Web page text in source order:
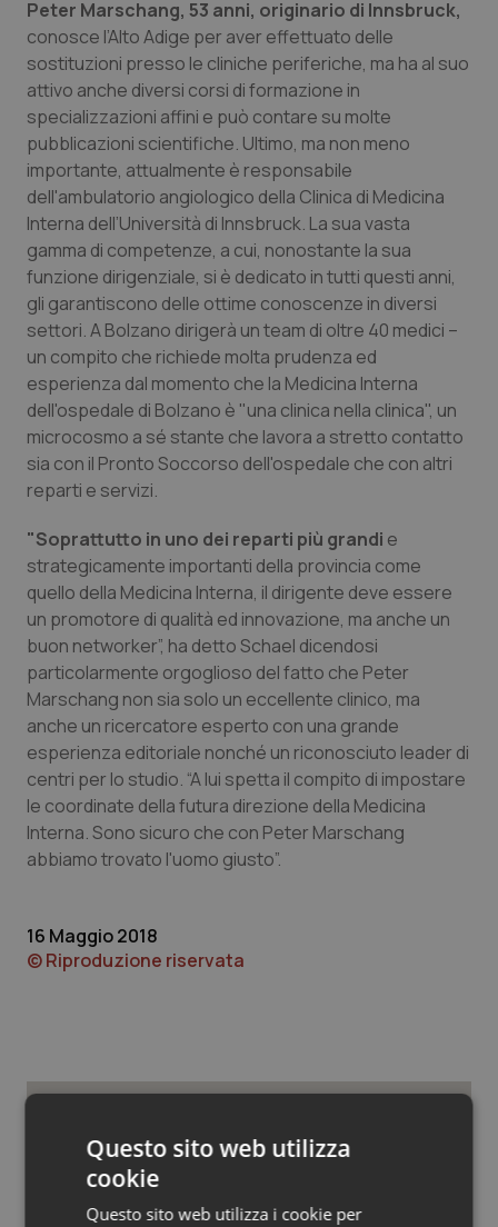
Liguria
Lombardia
Marche
Molise
Piemonte
Provincia Autonoma di Bolzano
Provincia Autonoma di Trento
Puglia
Sardegna
Sicilia
Toscana
Umbria
Valle D’Aosta
Veneto
Disturbi dell’umore
Dolore
Donna & Salute
Epatiti
HIV
Infezioni & Febbre
Ipertensione & Scompenso
Malattie rare
Malattia di Crohn & Rettocolite Ulcerosa
Neuroscienze & patologie neurodegenerative
Obesità
Oftalmologia
Oncodermatologia
Oncoematologia
Oncologia & Nutrizione
Quotidiano Cardiologia
Quotidiano Oncologia
Quotidiano Pediatria
Rene & patologie urogenitali
Peter Marschang, 53 anni, originario di Innsbruck,
conosce l’Alto Adige per aver effettuato delle
sostituzioni presso le cliniche periferiche, ma ha al suo
attivo anche diversi corsi di formazione in
specializzazioni affini e può contare su molte
pubblicazioni scientifiche. Ultimo, ma non meno
importante, attualmente è responsabile
dell'ambulatorio angiologico della Clinica di Medicina
Interna dell’Università di Innsbruck. La sua vasta
gamma di competenze, a cui, nonostante la sua
funzione dirigenziale, si è dedicato in tutti questi anni,
gli garantiscono delle ottime conoscenze in diversi
settori. A Bolzano dirigerà un team di oltre 40 medici –
un compito che richiede molta prudenza ed
esperienza dal momento che la Medicina Interna
dell'ospedale di Bolzano è "una clinica nella clinica", un
microcosmo a sé stante che lavora a stretto contatto
sia con il Pronto Soccorso dell'ospedale che con altri
reparti e servizi.
"Soprattutto in uno dei reparti più grandi e
strategicamente importanti della provincia come
quello della Medicina Interna, il dirigente deve essere
un promotore di qualità ed innovazione, ma anche un
buon networker”, ha detto Schael dicendosi
particolarmente orgoglioso del fatto che Peter
Marschang non sia solo un eccellente clinico, ma
anche un ricercatore esperto con una grande
esperienza editoriale nonché un riconosciuto leader di
centri per lo studio. “A lui spetta il compito di impostare
le coordinate della futura direzione della Medicina
Interna. Sono sicuro che con Peter Marschang
abbiamo trovato l'uomo giusto”.
16 Maggio 2018
© Riproduzione riservata
Potrebbe interessarti in
Provincia Autonoma di
Trento
Questo sito web utilizza
cookie
Questo sito web utilizza i cookie per